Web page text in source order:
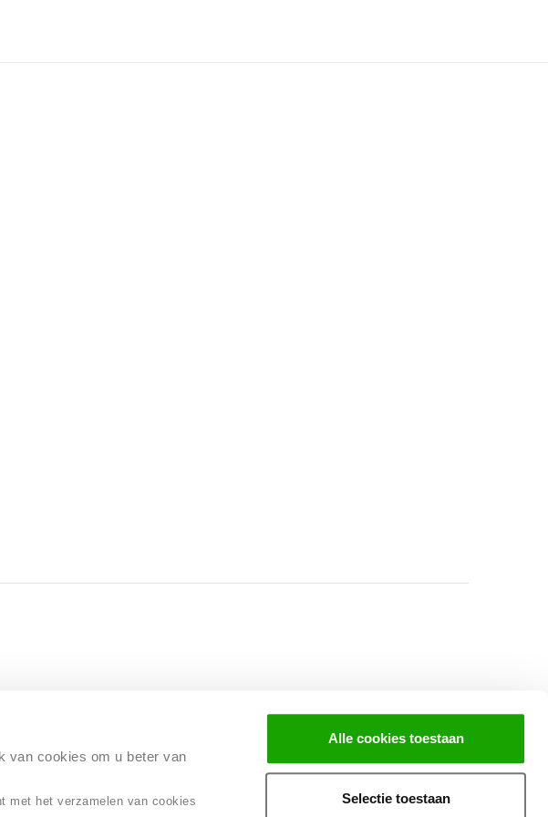
van cookies om u beter van
met het verzamelen van cookies
Alle cookies toestaan
Selectie toestaan